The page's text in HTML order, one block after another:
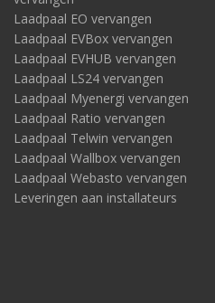
Laadpaal EO vervangen
Laadpaal EVBox vervangen
Laadpaal EVHUB vervangen
Laadpaal LS24 vervangen
Laadpaal Myenergi vervangen
Laadpaal Ratio vervangen
Laadpaal Telwin vervangen
Laadpaal Wallbox vervangen
Laadpaal Webasto vervangen
Leveringen aan installateurs